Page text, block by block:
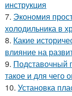
инструкция
7. Экономия
холодильника в
8. Какие
влияние на
9. Подставочный
такое и для чего
10. Установка